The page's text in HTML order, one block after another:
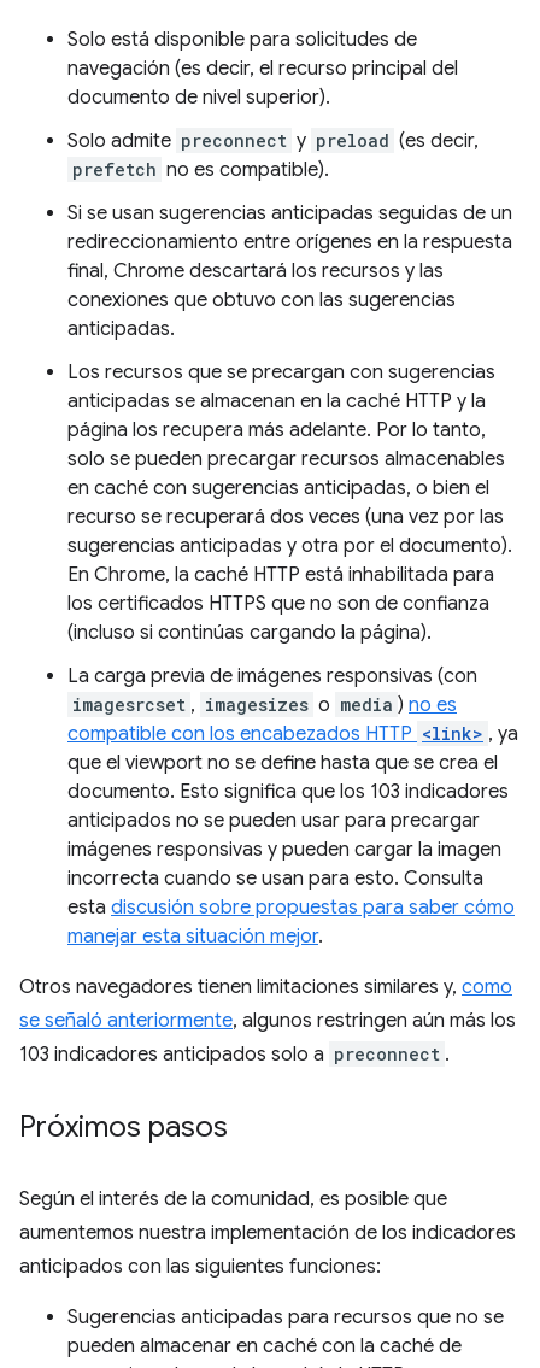
Solo está disponible para solicitudes de
navegación (es decir, el recurso principal del
documento de nivel superior).
Solo admite preconnect y preload (es decir,
prefetch no es compatible).
Si se usan sugerencias anticipadas seguidas de un
redireccionamiento entre orígenes en la respuesta
final, Chrome descartará los recursos y las
conexiones que obtuvo con las sugerencias
anticipadas.
Los recursos que se precargan con sugerencias
anticipadas se almacenan en la caché HTTP y la
página los recupera más adelante. Por lo tanto,
solo se pueden precargar recursos almacenables
en caché con sugerencias anticipadas, o bien el
recurso se recuperará dos veces (una vez por las
sugerencias anticipadas y otra por el documento).
En Chrome, la caché HTTP está inhabilitada para
los certificados HTTPS que no son de confianza
(incluso si continúas cargando la página).
La carga previa de imágenes responsivas (con
imagesrcset , imagesizes o media ) no es
compatible con los encabezados HTTP <link> , ya
que el viewport no se define hasta que se crea el
documento. Esto significa que los 103 indicadores
anticipados no se pueden usar para precargar
imágenes responsivas y pueden cargar la imagen
incorrecta cuando se usan para esto. Consulta
esta discusión sobre propuestas para saber cómo
manejar esta situación mejor.
Otros navegadores tienen limitaciones similares y, como
se señaló anteriormente, algunos restringen aún más los
103 indicadores anticipados solo a preconnect .
Próximos pasos
Según el interés de la comunidad, es posible que
aumentemos nuestra implementación de los indicadores
anticipados con las siguientes funciones:
Sugerencias anticipadas para recursos que no se
pueden almacenar en caché con la caché de